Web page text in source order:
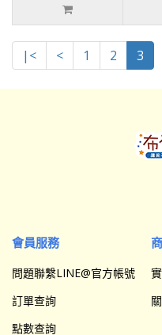
|< < 1 2
3
會員服務
問題聯繫LINE@官方帳號
訂單查詢
點數查詢